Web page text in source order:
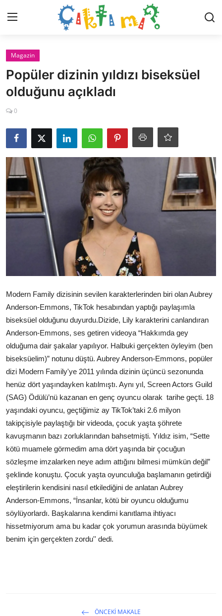
Giriş Yap
İletişim
Dünya
Magazin
Hayat
Teknoloji
Gündem
Magazin
Popüler dizinin yıldızı biseksüel
olduğunu açıkladı
0
Modern Family dizisinin sevilen karakterlerinden biri olan Aubrey
Anderson-Emmons, TikTok hesabından yaptığı paylaşımla
biseksüel olduğunu duyurdu.Dizide, Lily karakterini canlandıran
Anderson-Emmons, ses getiren videoya “Hakkımda gey
olduğuma dair şakalar yapılıyor. Halbuki gerçekten öyleyim (ben
biseksüelim)” notunu düştü. Aubrey Anderson-Emmons, popüler
dizi Modern Family'ye 2011 yılında dizinin üçüncü sezonunda
henüz dört yaşındayken katılmıştı. Aynı yıl, Screen Actors Guild
(SAG) Ödülü’nü kazanan en genç oyuncu olarak tarihe geçti. 18
yaşındaki oyuncu, geçtiğimiz ay TikTok’taki 2.6 milyon
takipçisiyle paylaştığı bir videoda, çocuk yaşta şöhrete
kavuşmanın bazı zorluklarından bahsetmişti. Yıldız isim, “Sette
kötü muamele görmedim ama dört yaşında bir çocuğun
sözleşme imzalarken neye adım attığını bilmesi mümkün değil”
şeklinde konuştu. Çocuk yaşta oyunculuğa başlamanın getirdiği
eleştirilerin kendisini nasıl etkilediğini de anlatan Aubrey
Anderson-Emmons, “İnsanlar, kötü bir oyuncu olduğumu
söylüyorlardı. Başkalarına kendimi kanıtlama ihtiyacı
hissetmiyorum ama bu kadar çok yorumun arasında büyümek
benim için gerçekten zordu'' dedi.
ÖNCEKI MAKALE